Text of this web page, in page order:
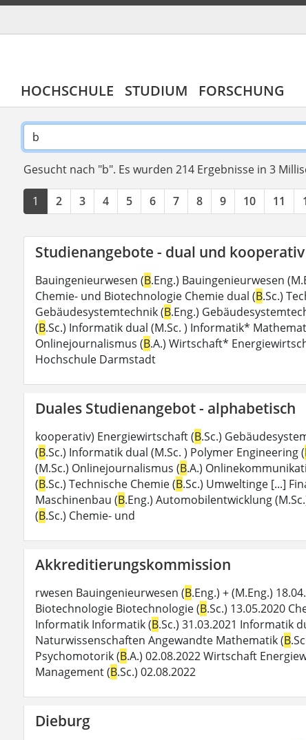
HOCHSCHULE STUDIUM FORSCHUNG
Gesucht nach "b". Es wurden 214 Ergebnisse in 3
1 2 3 4 5 6 7 8 9 10 11
Studienangebote - dual und kooperativ
Bauingenieurwesen (B.Eng.) Bauingenieurwesen
Chemie- und Biotechnologie Chemie dual (B.Sc.)
Gebäudesystemtechnik (B.Eng.)
(B.Sc.) Informatik dual (M.Sc. ) Informatik*
Onlinejournalismus (B.A.) Wirtschaft*
Hochschule Darmstadt
Duales Studienangebot - alphabetisch
kooperativ) Energiewirtschaft (B.Sc.)
(B.Sc.) Informatik dual (M.Sc. ) Polymer Engineering (
(M.Sc.) Onlinejournalismus (B.A.)
(B.Sc.) Technische Chemie (B.Sc.) Umweltinge [...]
Maschinenbau (B.Eng.) Automobilentwicklung
(B.Sc.) Chemie- und
Akkreditierungskommission
rwesen Bauingenieurwesen (B.Eng.) + (M.Eng.)
Biotechnologie Biotechnologie (B.Sc.) 13.05.2020
Informatik Informatik (B.Sc.) 31.03.2021 Informatik
Naturwissenschaften Angewandte Mathematik (B
Psychomotorik (B.A.) 02.08.2022 Wirtschaft
Management (B.Sc.) 02.08.2022
Dieburg